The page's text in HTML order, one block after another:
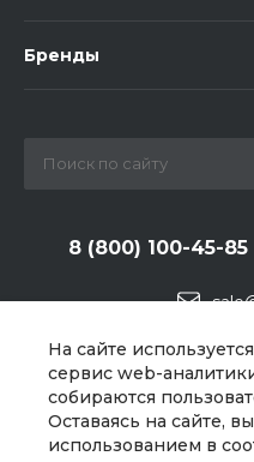
На сайте
сервис web-
собираются
Оставаясь на сайте,
использованием в
Бренды
8 (800) 100-45-85
г. Москва,